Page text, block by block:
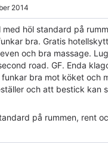
du koppla av i den
erbjuder en perfekt
Dessutom
stenkast bort, vilket ger
och hav efter en aktiv
(Regent) är verkligen en
dig alla verktyg för att
på KTK Pattaya
2014
höl standard på
bra. Gratis
och bra massage.
road. GF. Enda
bra mot köket och
och att bestick kan
på rummen, rent